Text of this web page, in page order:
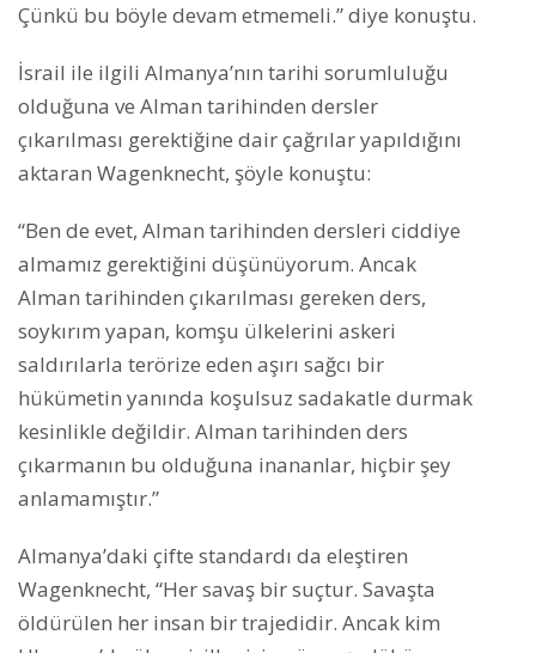
Çünkü bu böyle devam etmemeli.” diye konuştu.
İsrail ile ilgili Almanya’nın tarihi sorumluluğu
olduğuna ve Alman tarihinden dersler
çıkarılması gerektiğine dair çağrılar yapıldığını
aktaran Wagenknecht, şöyle konuştu:
“Ben de evet, Alman tarihinden dersleri ciddiye
almamız gerektiğini düşünüyorum. Ancak
Alman tarihinden çıkarılması gereken ders,
soykırım yapan, komşu ülkelerini askeri
saldırılarla terörize eden aşırı sağcı bir
hükümetin yanında koşulsuz sadakatle durmak
kesinlikle değildir. Alman tarihinden ders
çıkarmanın bu olduğuna inananlar, hiçbir şey
anlamamıştır.”
Almanya’daki çifte standardı da eleştiren
Wagenknecht, “Her savaş bir suçtur. Savaşta
öldürülen her insan bir trajedidir. Ancak kim